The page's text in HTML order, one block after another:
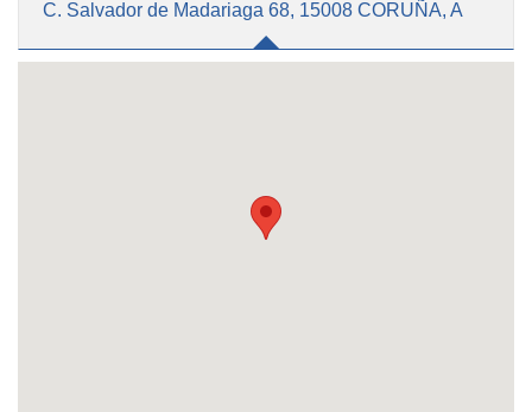
C. Salvador de Madariaga 68, 15008 CORUÑA, A